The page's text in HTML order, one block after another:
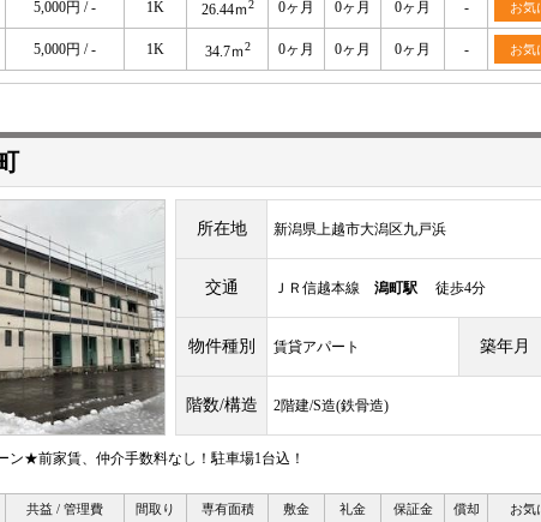
5,000円 / - 1K 26.44ｍ2 0ヶ月 0ヶ月 0ヶ月 - お気
5,000円 / - 1K 34.7ｍ2 0ヶ月 0ヶ月 0ヶ月 - お気
所在地 新潟県上越市大潟区九戸浜
交通 ＪＲ信越本線 潟町駅 徒歩4分
物件種別 賃貸アパート 築年月
階数/構造 2階建/S造(鉄骨造)
ン★前家賃、仲介手数料なし！駐車場1台込！
共益 / 管理費 間取り 専有面積 敷金 礼金 保証金 償却 お気